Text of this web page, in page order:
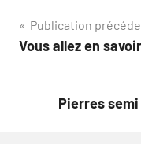
Navigation
de
Publication
Vous allez en
Pierres